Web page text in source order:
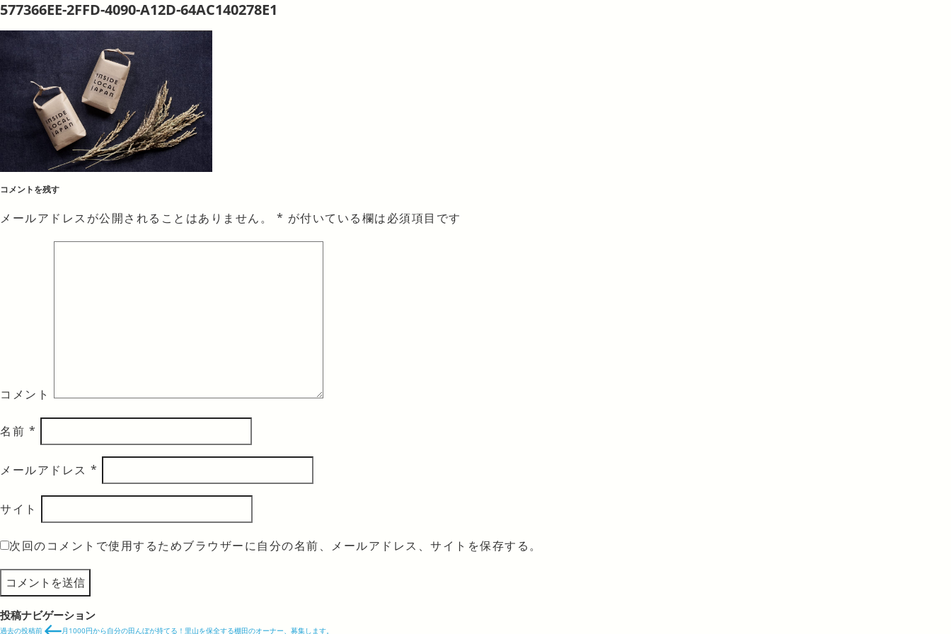
577366EE-2FFD-4090-A12D-64AC140278E1
コメントを残す
メールアドレスが公開されることはありません。 * が付いている欄は必須項目です
コメント
名前 *
メールアドレス *
サイト
次回のコメントで使用するためブラウザーに自分の名前、メールアドレス、サイトを保存する。
投稿ナビゲーション
過去の投稿前 月1000円から自分の田んぼが持てる！里山を保全する棚田のオーナー、募集します。